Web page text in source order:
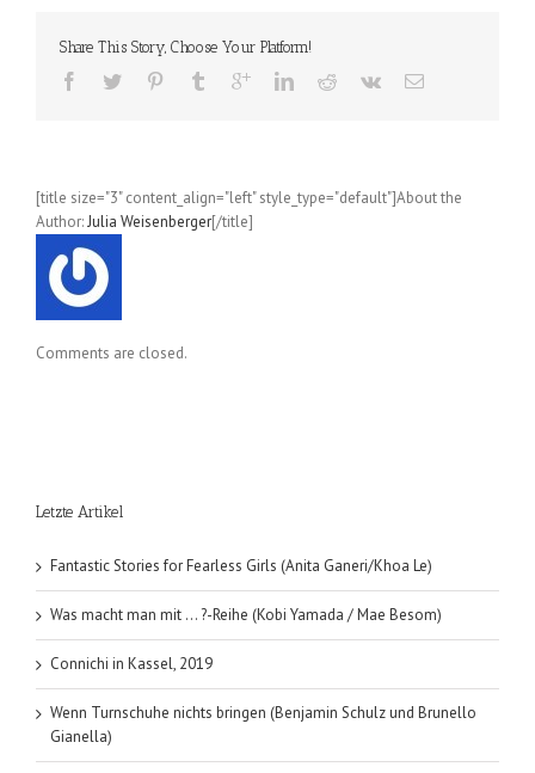
Schweine
und
Share This Story, Choose Your Platform!
[title size="3" content_align="left" style_type="default"]About the
Author:Julia Weisenberger[/title]
Comments are closed.
Letzte Artikel
Fantastic Stories for Fearless Girls (Anita Ganeri/Khoa Le)
Was macht man mit … ?-Reihe (Kobi Yamada / Mae Besom)
Connichi in Kassel, 2019
Wenn Turnschuhe nichts bringen (Benjamin Schulz und Brunello
Gianella)